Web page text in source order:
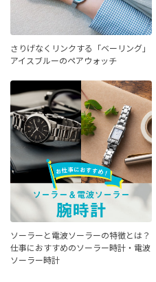
さりげなくリンクする「ベーリング」
アイスブルーのペアウォッチ
ソーラーと電波ソーラーの特徴とは？
仕事におすすめのソーラー時計・電波
ソーラー時計